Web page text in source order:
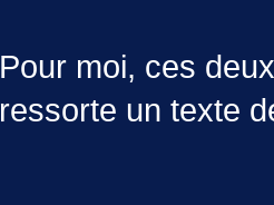
Pour moi, ces
ressorte un texte